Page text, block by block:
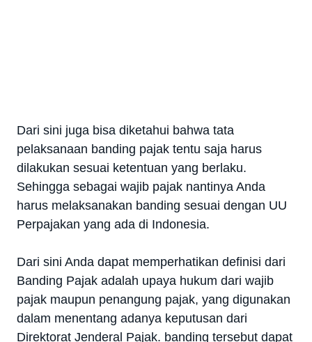
Dari sini juga bisa diketahui bahwa tata
pelaksanaan banding pajak tentu saja harus
dilakukan sesuai ketentuan yang berlaku.
Sehingga sebagai wajib pajak nantinya Anda
harus melaksanakan banding sesuai dengan UU
Perpajakan yang ada di Indonesia.
Dari sini Anda dapat memperhatikan definisi dari
Banding Pajak adalah upaya hukum dari wajib
pajak maupun penangung pajak, yang digunakan
dalam menentang adanya keputusan dari
Direktorat Jenderal Pajak. banding tersebut dapat